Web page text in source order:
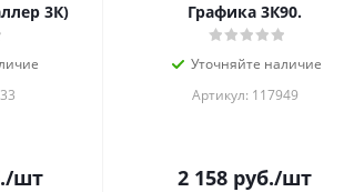
3К)
/шт
Графика 3К90.
Уточняйте наличие
Артикул: 117949
2 158 руб./шт